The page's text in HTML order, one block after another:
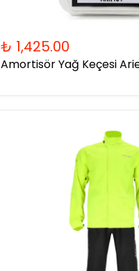
₺ 1,425.00
Amortisör Yağ Keçesi